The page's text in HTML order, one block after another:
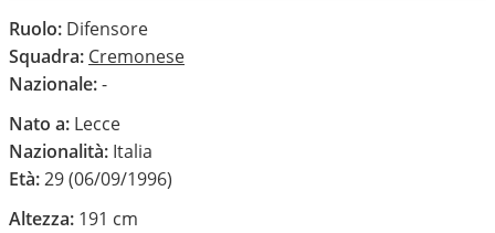
In questa stagione ha disputato nel campionato Serie B 0
partite e non ha segnato nessun gol.
Ruolo: Difensore
Squadra: Cremonese
Nazionale:-
Nato a: Lecce
Nazionalità: Italia
Età:29 (06/09/1996)
Altezza: 191 cm